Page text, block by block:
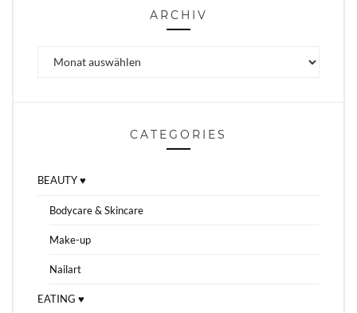
ARCHIV
CATEGORIES
BEAUTY ♥
Bodycare & Skincare
Make-up
Nailart
EATING ♥